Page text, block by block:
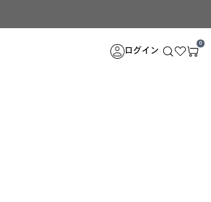
ログイン
0